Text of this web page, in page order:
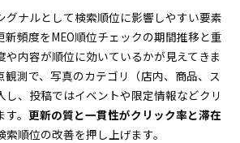
グナルとして検索順位に影響しやすい要素
新頻度をMEO順位チェックの期間推移と重
や内容が順位に効いているかが見えてきま
観測で、写真のカテゴリ（店内、商品、ス
し、投稿ではイベントや限定情報などクリ
。 更新の質と一貫性がクリック率と滞在
索順位の改善を押し上げます。